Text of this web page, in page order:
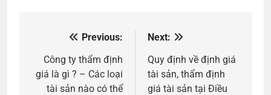
hướng
bài
Previous:
Công ty thẩm định
giá là gì ? – Các loại
tài sản nào có thể
Next:
Quy định về định giá
tài sản, thẩm định
giá tài sản tại Điều